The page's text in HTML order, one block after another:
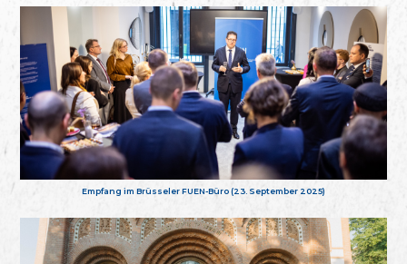
Empfang im Brüsseler FUEN-Büro (23. September 2025)